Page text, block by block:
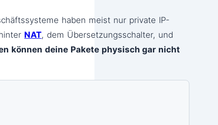
haben meist nur private IP-
NAT, dem Übersetzungsschalter, und
können deine Pakete physisch gar nicht